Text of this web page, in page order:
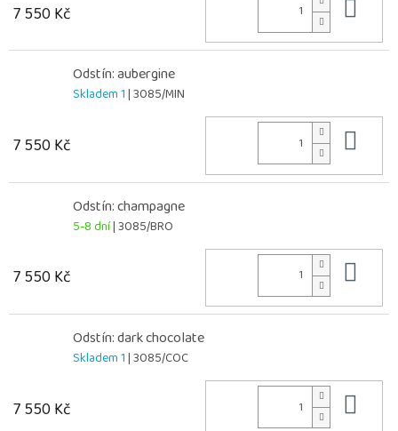
7 550 Kč
Odstín: aubergine
Skladem 1| 3085/MIN
7 550 Kč
Odstín: champagne
5-8 dní| 3085/BRO
7 550 Kč
Odstín: dark chocolate
Skladem 1| 3085/COC
7 550 Kč